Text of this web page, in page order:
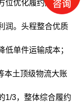
位优化履约成本，
润。头程整合优质
单件运输成本；
本土顶级物流大账
1/3，整体综合履约